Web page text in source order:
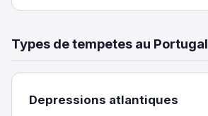
Types de tempetes au Portugal
Depressions atlantiques